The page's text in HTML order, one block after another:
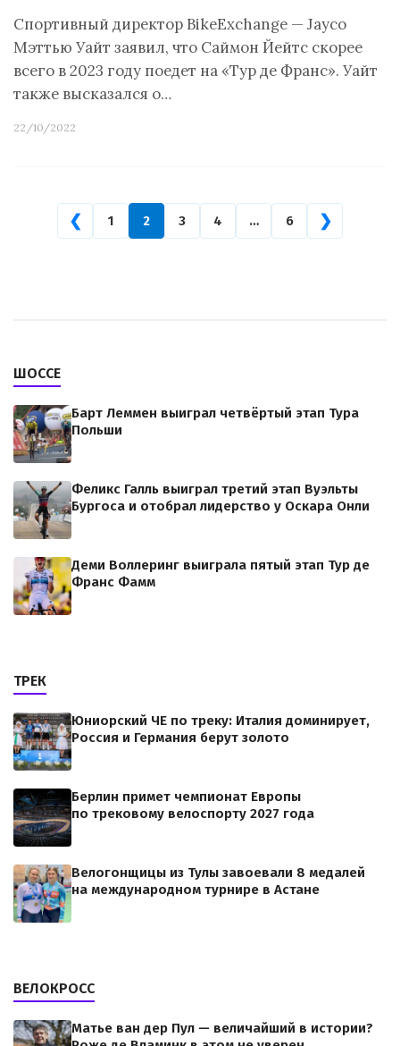
Спортивный директор BikeExchange — Jayco
Мэттью Уайт заявил, что Саймон Йейтс скорее
всего в 2023 году поедет на «Тур де Франс». Уайт
также высказался о…
22/10/2022
❮ 1 2 3 4 … 6 ❯
ШОССЕ
Барт Леммен выиграл четвёртый этап Тура
Польши
Феликс Галль выиграл третий этап Вуэльты
Бургоса и отобрал лидерство у Оскара Онли
Деми Воллеринг выиграла пятый этап Тур де
Франс Фамм
ТРЕК
Юниорский ЧЕ по треку: Италия доминирует,
Россия и Германия берут золото
Берлин примет чемпионат Европы
по трековому велоспорту 2027 года
Велогонщицы из Тулы завоевали 8 медалей
на международном турнире в Астане
ВЕЛОКРОСС
Матье ван дер Пул — величайший в истории?